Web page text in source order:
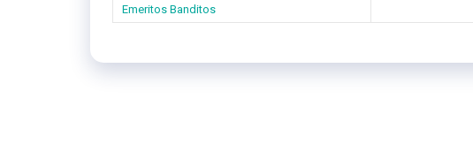
Emeritos Banditos